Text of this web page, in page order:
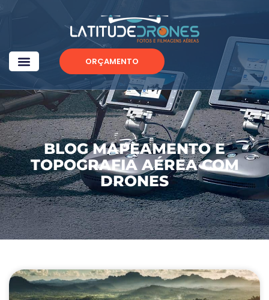
ORÇAMENTO
BLOG MAPEAMENTO E
TOPOGRAFIA AÉREA COM
DRONES